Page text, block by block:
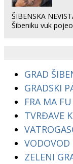
ŠIBENSKA
Šibeniku vuk
GRAD
GRADSKI
FRA MA FU
TVRĐAVE
VODOVOD
ZELENI